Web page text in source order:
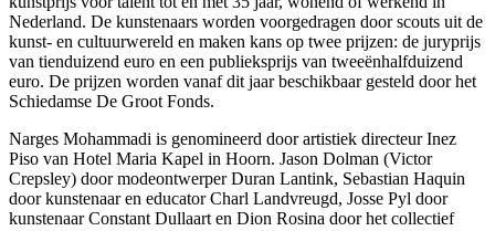
Nederland. De kunstenaars worden voorgedragen door scouts uit de
kunst- en cultuurwereld en maken kans op twee prijzen: de juryprijs
van tienduizend euro en een publieksprijs van tweeënhalfduizend
euro. De prijzen worden vanaf dit jaar beschikbaar gesteld door het
Schiedamse De Groot Fonds.
Narges Mohammadi is genomineerd door artistiek directeur Inez
Piso van Hotel Maria Kapel in Hoorn. Jason Dolman (Victor
Crepsley) door modeontwerper Duran Lantink, Sebastian Haquin
door kunstenaar en educator Charl Landvreugd, Josse Pyl door
kunstenaar Constant Dullaart en Dion Rosina door het collectief